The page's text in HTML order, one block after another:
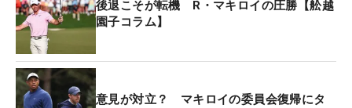
後退こそが転機 R・マキロイの圧勝【舩越
園子コラム】
意見が対立？ マキロイの委員会復帰にタ